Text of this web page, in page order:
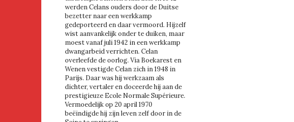
werden Celans ouders door de Duitse
bezetter naar een werkkamp
gedeporteerd en daar vermoord. Hijzelf
wist aanvankelijk onder te duiken, maar
moest vanaf juli 1942 in een werkkamp
dwangarbeid verrichten. Celan
overleefde de oorlog. Via Boekarest en
Wenen vestigde Celan zich in 1948 in
Parijs. Daar was hij werkzaam als
dichter, vertaler en doceerde hij aan de
prestigieuze Ecole Normale Supérieure.
Vermoedelijk op 20 april 1970
beëindigde hij zijn leven zelf door in de